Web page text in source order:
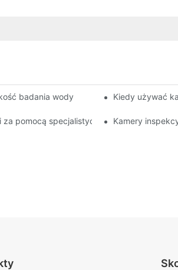
badania wody Kiedy używać
pomocą specjalistycznych kamer
Kamery